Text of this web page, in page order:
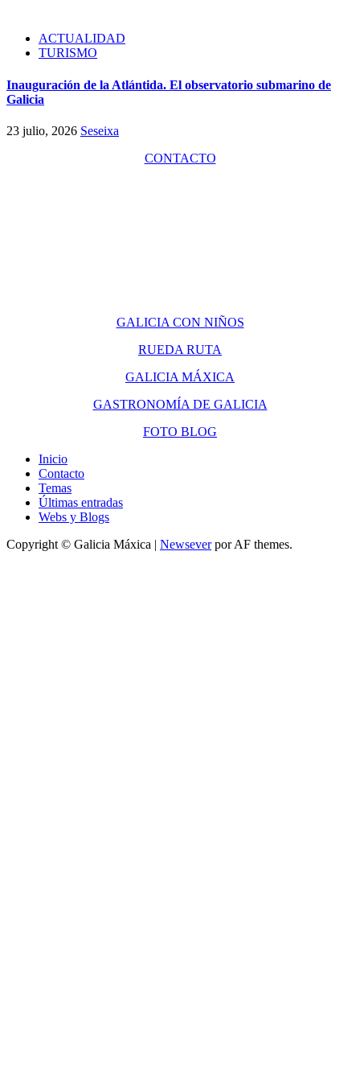
ACTUALIDAD
TURISMO
Inauguración de la Atlántida. El observatorio submarino de
Galicia
23 julio, 2026 Seseixa
CONTACTO
GALICIA CON NIÑOS
RUEDA RUTA
GALICIA MÁXICA
GASTRONOMÍA DE GALICIA
FOTO BLOG
Inicio
Contacto
Temas
Últimas entradas
Webs y Blogs
Copyright © Galicia Máxica | Newseverpor AF themes.